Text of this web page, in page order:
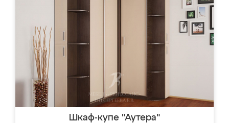
Шкаф-купе "Аутера"